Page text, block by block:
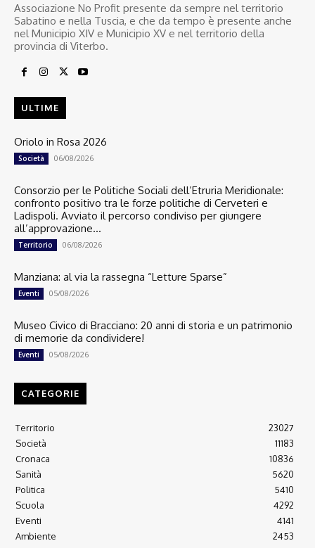
Associazione No Profit presente da sempre nel territorio
Sabatino e nella Tuscia, e che da tempo è presente anche
nel Municipio XIV e Municipio XV e nel territorio della
provincia di Viterbo.
ULTIME
Oriolo in Rosa 2026
Società 06/08/2026
Consorzio per le Politiche Sociali dell’Etruria Meridionale:
confronto positivo tra le forze politiche di Cerveteri e
Ladispoli. Avviato il percorso condiviso per giungere
all’approvazione...
Territorio 06/08/2026
Manziana: al via la rassegna “Letture Sparse”
Eventi 05/08/2026
Museo Civico di Bracciano: 20 anni di storia e un patrimonio
di memorie da condividere!
Eventi 05/08/2026
CATEGORIE
Territorio
23027
Società
11183
Cronaca
10836
Sanità
5620
Politica
5410
Scuola
4292
Eventi
4141
Ambiente
2453